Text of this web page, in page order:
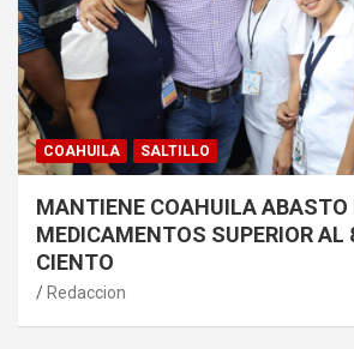
COAHUILA SALTILLO
MANTIENE COAHUILA ABASTO
MEDICAMENTOS SUPERIOR AL
CIENTO
Redaccion